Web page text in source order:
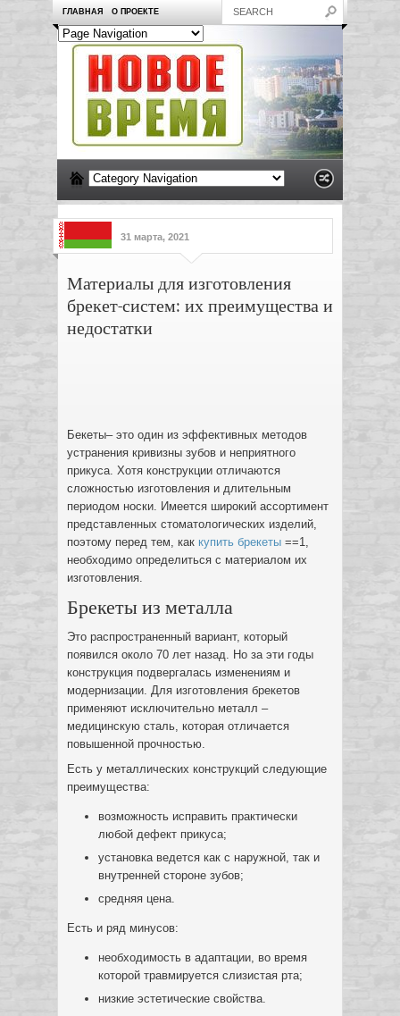
ГЛАВНАЯ О ПРОЕКТЕ
31 марта, 2021
Материалы для изготовления
брекет-систем: их преимущества и
недостатки
Бекеты– это один из эффективных методов
устранения кривизны зубов и неприятного
прикуса. Хотя конструкции отличаются
сложностью изготовления и длительным
периодом носки. Имеется широкий ассортимент
представленных стоматологических изделий,
поэтому перед тем, как купить брекеты ==1,
необходимо определиться с материалом их
изготовления.
Брекеты из металла
Это распространенный вариант, который
появился около 70 лет назад. Но за эти годы
конструкция подвергалась изменениям и
модернизации. Для изготовления брекетов
применяют исключительно металл –
медицинскую сталь, которая отличается
повышенной прочностью.
Есть у металлических конструкций следующие
преимущества:
возможность исправить практически
любой дефект прикуса;
установка ведется как с наружной, так и
внутренней стороне зубов;
средняя цена.
Есть и ряд минусов:
необходимость в адаптации, во время
которой травмируется слизистая рта;
низкие эстетические свойства.